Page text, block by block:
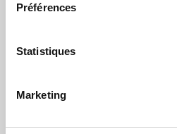
Préférences
Statistiques
Marketing